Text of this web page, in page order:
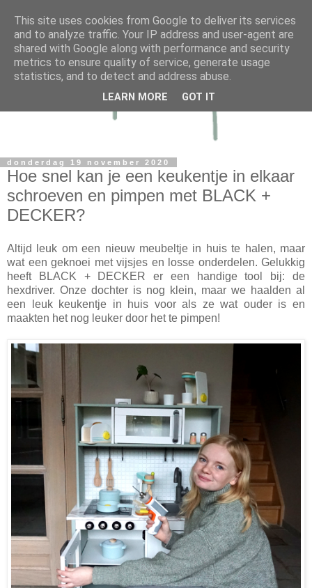
donderdag 19 november 2020
Hoe snel kan je een keukentje in elkaar
schroeven en pimpen met BLACK +
DECKER?
Altijd leuk om een nieuw meubeltje in huis te halen, maar
wat een geknoei met vijsjes en losse onderdelen. Gelukkig
heeft BLACK + DECKER er een handige tool bij: de
hexdriver. Onze dochter is nog klein, maar we haalden al
een leuk keukentje in huis voor als ze wat ouder is en
maakten het nog leuker door het te pimpen!
This site uses cookies from Google to deliver its services
and to analyze traffic. Your IP address and user-agent are
shared with Google along with performance and security
metrics to ensure quality of service, generate usage
statistics, and to detect and address abuse.
LEARN MORE GOT IT